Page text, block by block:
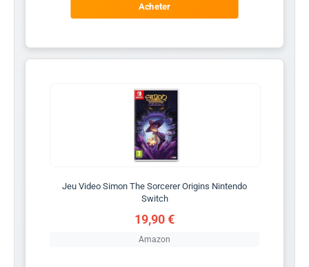
Acheter
Jeu Video Simon The Sorcerer Origins Nintendo
Switch
19,90 €
Amazon